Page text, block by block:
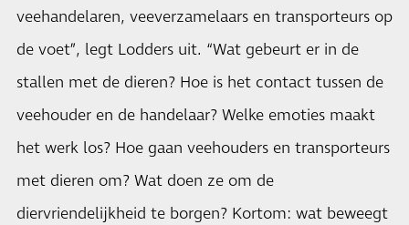
veehandelaren, veeverzamelaars en transporteurs op
de voet”, legt Lodders uit. “Wat gebeurt er in de
stallen met de dieren? Hoe is het contact tussen de
veehouder en de handelaar? Welke emoties maakt
het werk los? Hoe gaan veehouders en transporteurs
met dieren om? Wat doen ze om de
diervriendelijkheid te borgen? Kortom: wat beweegt